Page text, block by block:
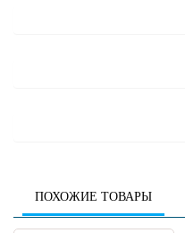
ПОХОЖИЕ ТОВАРЫ